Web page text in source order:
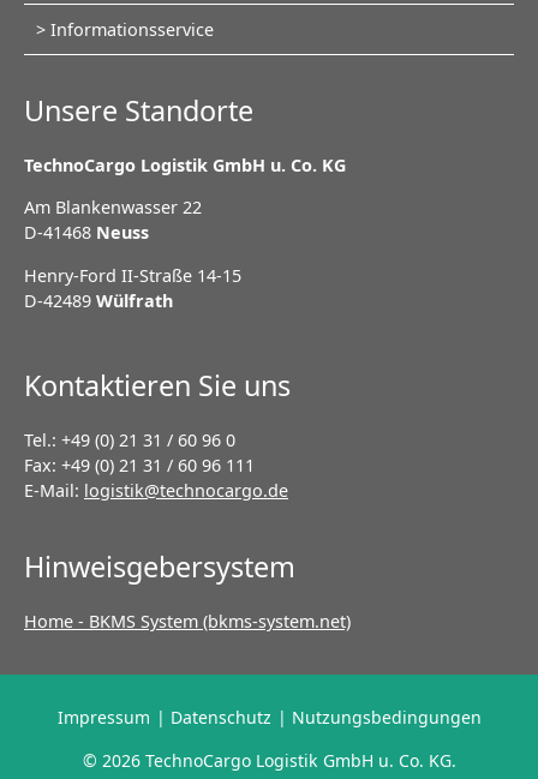
Informationsservice
Unsere Standorte
TechnoCargo Logistik GmbH u. Co. KG
Am Blankenwasser 22
D-41468 Neuss
Henry-Ford II-Straße 14-15
D-42489 Wülfrath
Kontaktieren Sie uns
Tel.: +49 (0) 21 31 / 60 96 0
Fax: +49 (0) 21 31 / 60 96 111
E-Mail: logistik@technocargo.de
Hinweisgebersystem
Home - BKMS System (bkms-system.net)
© 2026 TechnoCargo Logistik GmbH u. Co. KG.
überspringen
Impressum Datenschutz Nutzungsbedingungen